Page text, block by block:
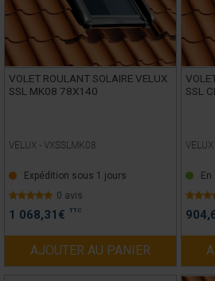
VOLET ROULANT SOLAIRE VELUX
SSL MK08 78X140
VELUX - VXSSLMK08
Expédition sous 1 jours
0 avis
1 068,31 € TTC
AJOUTER AU PANIER
SSL
VELUX